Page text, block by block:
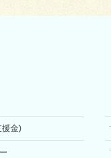
援金)